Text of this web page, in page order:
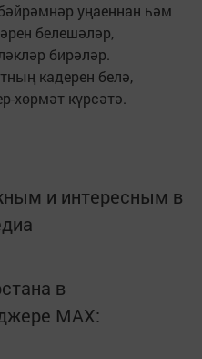
уңаеннан һәм
белешәләр,
бирәләр.
кадерен белә,
хөрмәт күрсәтә.
и интересным в
в
MАХ: